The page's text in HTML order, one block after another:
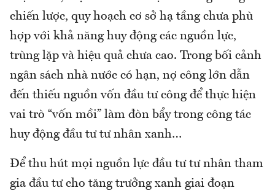
chiến lược, quy hoạch cơ sở hạ tầng chưa phù
hợp với khả năng huy động các nguồn lực,
trùng lặp và hiệu quả chưa cao. Trong bối cảnh
ngân sách nhà nước có hạn, nợ công lớn dẫn
đến thiếu nguồn vốn đầu tư công để thực hiện
vai trò “vốn mồi” làm đòn bẩy trong công tác
huy động đầu tư tư nhân xanh…
Để thu hút mọi nguồn lực đầu tư tư nhân tham
gia đầu tư cho tăng trưởng xanh giai đoạn